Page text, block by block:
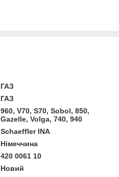
ГАЗ
ГАЗ
960, V70, S70, Sobol, 850,
Gazelle, Volga, 740, 940
Schaeffler INA
Німеччина
420 0061 10
Новий